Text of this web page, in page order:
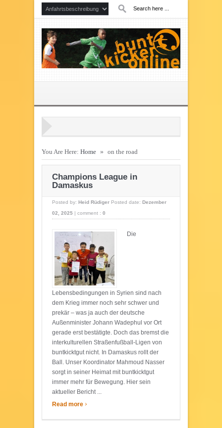
You Are Here: Home » on the road
Champions League in
Damaskus
Posted by: Heid Rüdiger Posted date: Dezember
02, 2025 | comment : 0
Die
Lebensbedingungen in Syrien sind nach
dem Krieg immer noch sehr schwer und
prekär – was ja auch der deutsche
Außenminister Johann Wadephul vor Ort
gerade erst bestätigte. Doch das bremst die
interkulturellen Straßenfußball-Ligen von
buntkicktgut nicht. In Damaskus rollt der
Ball. Unser Koordinator Mahmoud Nasser
sorgt in seiner Heimat mit buntkicktgut
immer mehr für Bewegung. Hier sein
aktueller Bericht ...
Read more ›